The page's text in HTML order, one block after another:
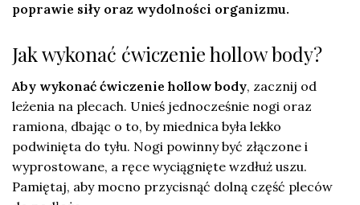
poprawie siły oraz wydolności organizmu.
Jak wykonać ćwiczenie hollow body?
Aby wykonać ćwiczenie hollow body, zacznij od
leżenia na plecach. Unieś jednocześnie nogi oraz
ramiona, dbając o to, by miednica była lekko
podwinięta do tyłu. Nogi powinny być złączone i
wyprostowane, a ręce wyciągnięte wzdłuż uszu.
Pamiętaj, aby mocno przycisnąć dolną część pleców